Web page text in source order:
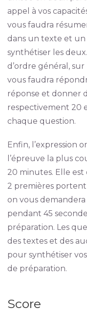
appel à vos
vous faudra
dans un texte et
synthétiser les
d’ordre général,
vous faudra
réponse et donner
respectivement 20
chaque question.
Enfin, l’expression
l’épreuve la plus
20 minutes. Elle est
2 premières
on vous
pendant 45
préparation. Les
des textes et des
pour synthétiser
de préparation.
Score